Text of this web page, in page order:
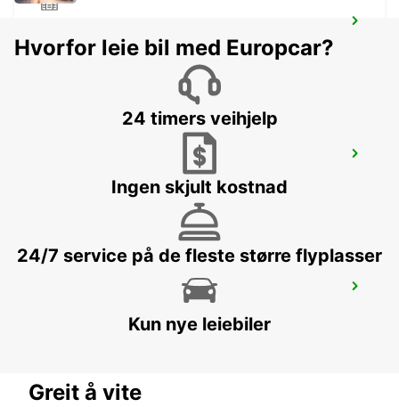
ONSLOW - AUSTRALIA
BROOME - AUSTRALIA
Hvorfor leie bil med Europcar?
24 timers veihjelp
Ingen skjult kostnad
24/7 service på de fleste større flyplasser
Kun nye leiebiler
Greit å vite